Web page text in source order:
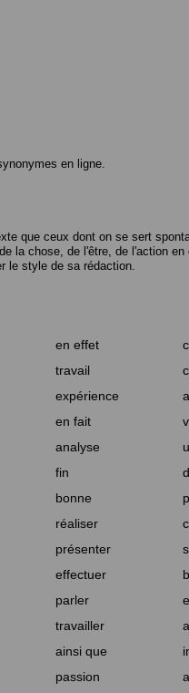
en ligne.
que ceux dont on se sert
la chose, de l'être, de l'action
le style de sa rédaction.
en effet
travail
expérience
en fait
analyse
fin
bonne
réaliser
présenter
effectuer
parler
travailler
ainsi que
passion